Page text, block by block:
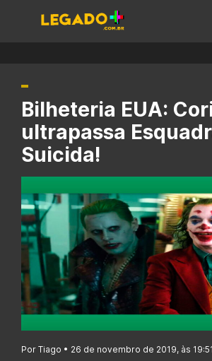
Bilheteria EUA:
ultrapassa
Suicida!
Por Tiago • 26 de novembro de 2019, às 19:51